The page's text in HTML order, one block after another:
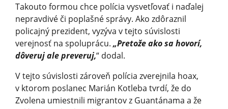
Takouto formou chce polícia vysvetľovať i naďalej
nepravdivé či poplašné správy. Ako zdôraznil
policajný prezident, vyzýva v tejto súvislosti
verejnosť na spoluprácu. „Pretože ako sa hovorí,
dôveruj ale preveruj,“ dodal.
V tejto súvislosti zároveň polícia zverejnila hoax,
v ktorom poslanec Marián Kotleba tvrdí, že do
Zvolena umiestnili migrantov z Guantánama a že